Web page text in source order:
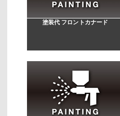
塗装代 フロントカナード